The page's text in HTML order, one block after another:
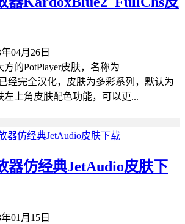
04月26日
的PotPlayer皮肤，名称为
经完全汉化，皮肤为多彩系列，默认为
左上角皮肤配色功能，可以更...
器仿经典JetAudio皮肤下
01月15日